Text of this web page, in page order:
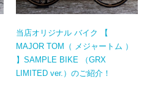
当店オリジナル バイク 【
MAJOR TOM（ メジャートム ）
】SAMPLE BIKE （GRX
LIMITED ver.）のご紹介！